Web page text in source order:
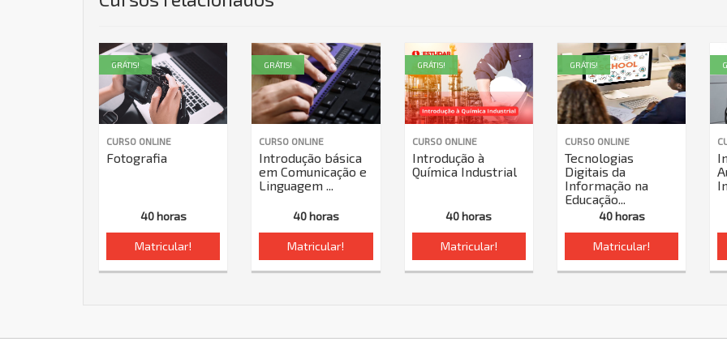
CURSO ONLINE
Fotografia
40 horas
Matricular!
GRÁTIS!
CURSO ONLINE
Introdução básica
em Comunicação e
Linguagem ...
40 horas
Matricular!
GRÁTIS!
CURSO ONLINE
Introdução à
Química Industrial
40 horas
Matricular!
GRÁTIS!
CURSO ONLINE
Tecnologias
Digitais da
Informação na
Educação...
40 horas
Matricular!
GRÁTIS!